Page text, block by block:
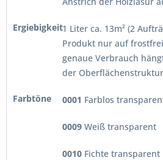
Ergiebigkeit1 Liter ca. 13m² (2
Produkt nur auf
genaue Verbrauch
der
Farbtöne 0001 Farblos
0009 Weiß transparent
0010 Fichte transparent